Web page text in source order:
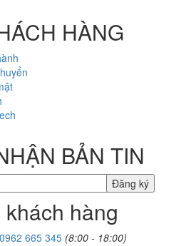
HÀNG
BẢN TIN
hàng
0962 665 345 (8:00 - 18:00)